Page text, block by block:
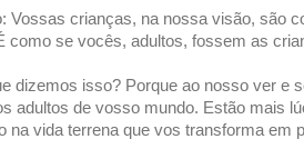
Vossas crianças, na nossa visão, são
como se vocês, adultos, fossem as
dizemos isso? Porque ao nosso ver e
adultos de vosso mundo. Estão mais
na vida terrena que vos transforma em